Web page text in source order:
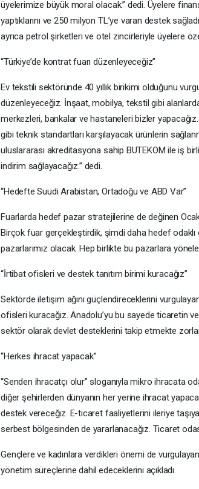
üyelerimize büyük moral olacak.” dedi. Üyelere
yaptıklarını ve 250 milyon TL’ye varan destek
ayrıca petrol şirketleri ve otel zincirleriyle üyelere
“Türkiye’de kontrat fuarı düzenleyeceğiz”
Ev tekstili sektöründe 40 yıllık birikimi olduğunu
düzenleyeceğiz. İnşaat, mobilya, tekstil gibi
merkezleri, bankalar ve hastaneleri bizler
gibi teknik standartları karşılayacak ürünlerin
uluslararası akreditasyona sahip BUTEKOM ile iş
indirim sağlayacağız.” dedi.
“Hedefte Suudi Arabistan, Ortadoğu ve ABD Var”
Fuarlarda hedef pazar stratejilerine de değinen
Birçok fuar gerçekleştirdik, şimdi daha hedef odaklı
pazarlarımız olacak. Hep birlikte bu pazarlara
“İrtibat ofisleri ve destek tanıtım birimi kuracağız”
Sektörde iletişim ağını güçlendireceklerini
ofisleri kuracağız. Anadolu’yu bu sayede ticaretin
sektör olarak devlet desteklerini takip etmekte
“Herkes ihracat yapacak”
“Senden ihracatçı olur” sloganıyla mikro ihracata
diğer şehirlerden dünyanın her yerine ihracat
destek vereceğiz. E-ticaret faaliyetlerini ileriye
serbest bölgesinden de yararlanacağız. Ticaret
Gençlere ve kadınlara verdikleri önemi de
yönetim süreçlerine dahil edeceklerini açıkladı.